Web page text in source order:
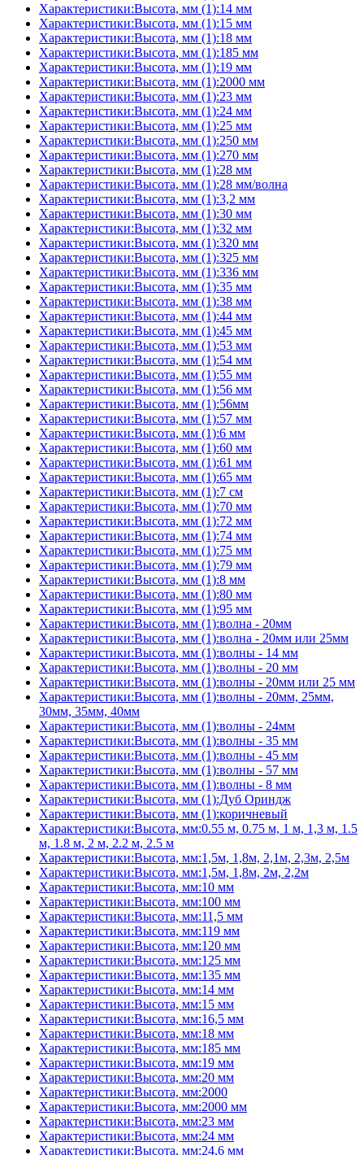
Характеристики:Высота, мм (1):14 мм
Характеристики:Высота, мм (1):15 мм
Характеристики:Высота, мм (1):18 мм
Характеристики:Высота, мм (1):185 мм
Характеристики:Высота, мм (1):19 мм
Характеристики:Высота, мм (1):2000 мм
Характеристики:Высота, мм (1):23 мм
Характеристики:Высота, мм (1):24 мм
Характеристики:Высота, мм (1):25 мм
Характеристики:Высота, мм (1):250 мм
Характеристики:Высота, мм (1):270 мм
Характеристики:Высота, мм (1):28 мм
Характеристики:Высота, мм (1):28 мм/волна
Характеристики:Высота, мм (1):3,2 мм
Характеристики:Высота, мм (1):30 мм
Характеристики:Высота, мм (1):32 мм
Характеристики:Высота, мм (1):320 мм
Характеристики:Высота, мм (1):325 мм
Характеристики:Высота, мм (1):336 мм
Характеристики:Высота, мм (1):35 мм
Характеристики:Высота, мм (1):38 мм
Характеристики:Высота, мм (1):44 мм
Характеристики:Высота, мм (1):45 мм
Характеристики:Высота, мм (1):53 мм
Характеристики:Высота, мм (1):54 мм
Характеристики:Высота, мм (1):55 мм
Характеристики:Высота, мм (1):56 мм
Характеристики:Высота, мм (1):56мм
Характеристики:Высота, мм (1):57 мм
Характеристики:Высота, мм (1):6 мм
Характеристики:Высота, мм (1):60 мм
Характеристики:Высота, мм (1):61 мм
Характеристики:Высота, мм (1):65 мм
Характеристики:Высота, мм (1):7 см
Характеристики:Высота, мм (1):70 мм
Характеристики:Высота, мм (1):72 мм
Характеристики:Высота, мм (1):74 мм
Характеристики:Высота, мм (1):75 мм
Характеристики:Высота, мм (1):79 мм
Характеристики:Высота, мм (1):8 мм
Характеристики:Высота, мм (1):80 мм
Характеристики:Высота, мм (1):95 мм
Характеристики:Высота, мм (1):волна - 20мм
Характеристики:Высота, мм (1):волна - 20мм или 25мм
Характеристики:Высота, мм (1):волны - 14 мм
Характеристики:Высота, мм (1):волны - 20 мм
Характеристики:Высота, мм (1):волны - 20мм или 25 мм
Характеристики:Высота, мм (1):волны - 20мм, 25мм,
30мм, 35мм, 40мм
Характеристики:Высота, мм (1):волны - 24мм
Характеристики:Высота, мм (1):волны - 35 мм
Характеристики:Высота, мм (1):волны - 45 мм
Характеристики:Высота, мм (1):волны - 57 мм
Характеристики:Высота, мм (1):волны - 8 мм
Характеристики:Высота, мм (1):Дуб Ориндж
Характеристики:Высота, мм (1):коричневый
Характеристики:Высота, мм:0.55 м, 0.75 м, 1 м, 1,3 м, 1.5
м, 1.8 м, 2 м, 2.2 м, 2.5 м
Характеристики:Высота, мм:1,5м, 1,8м, 2,1м, 2,3м, 2,5м
Характеристики:Высота, мм:1,5м, 1,8м, 2м, 2,2м
Характеристики:Высота, мм:10 мм
Характеристики:Высота, мм:100 мм
Характеристики:Высота, мм:11,5 мм
Характеристики:Высота, мм:119 мм
Характеристики:Высота, мм:120 мм
Характеристики:Высота, мм:125 мм
Характеристики:Высота, мм:135 мм
Характеристики:Высота, мм:14 мм
Характеристики:Высота, мм:15 мм
Характеристики:Высота, мм:16,5 мм
Характеристики:Высота, мм:18 мм
Характеристики:Высота, мм:185 мм
Характеристики:Высота, мм:19 мм
Характеристики:Высота, мм:20 мм
Характеристики:Высота, мм:2000
Характеристики:Высота, мм:2000 мм
Характеристики:Высота, мм:23 мм
Характеристики:Высота, мм:24 мм
Характеристики:Высота, мм:24,6 мм